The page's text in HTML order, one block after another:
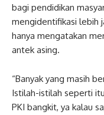
bagi pendidikan
mengidentifikasi lebih
hanya mengatakan
antek asing.
“Banyak yang masih
Istilah-istilah seperti
PKI bangkit, ya kalau